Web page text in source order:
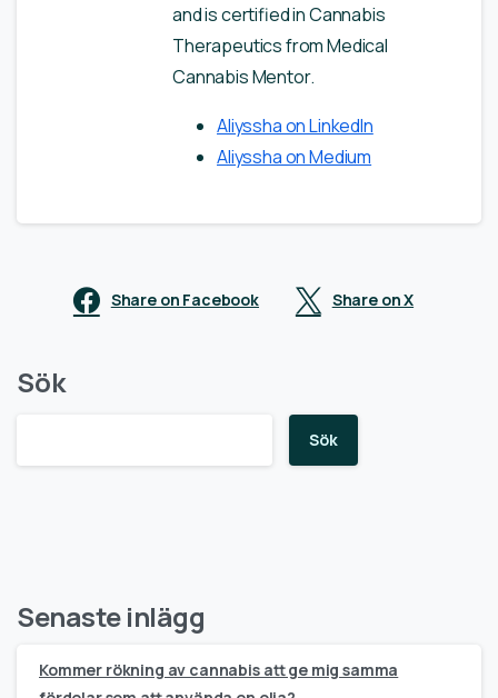
and is certified in Cannabis
Therapeutics from Medical
Cannabis Mentor.
Aliyssha on LinkedIn
Aliyssha on Medium
Share on Facebook Share on X
Sök
Sök
Senaste inlägg
Kommer rökning av cannabis att ge mig samma